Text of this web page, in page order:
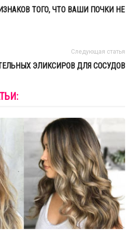
ТОГО, ЧТО ВАШИ ПОЧКИ НЕ
Следующая статья
ЭЛИКСИРОВ ДЛЯ СОСУДОВ